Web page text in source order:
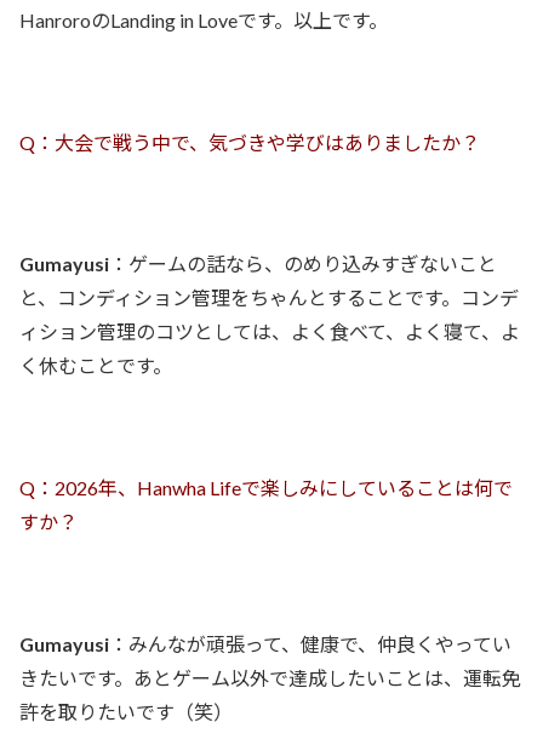
HanroroのLanding in Loveです。以上です。
Q：大会で戦う中で、気づきや学びはありましたか？
Gumayusi ：ゲームの話なら、のめり込みすぎないこと
と、コンディション管理をちゃんとすることです。コンデ
ィション管理のコツとしては、よく食べて、よく寝て、よ
く休むことです。
Q：2026年、Hanwha Lifeで楽しみにしていることは何で
すか？
Gumayusi ：みんなが頑張って、健康で、仲良くやってい
きたいです。あとゲーム以外で達成したいことは、運転免
許を取りたいです（笑）